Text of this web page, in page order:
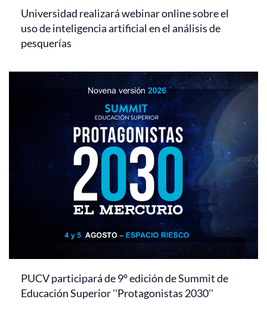
Universidad realizará webinar online sobre el
uso de inteligencia artificial en el análisis de
pesquerías
PUCV participará de 9° edición de Summit de
Educación Superior ''Protagonistas 2030''